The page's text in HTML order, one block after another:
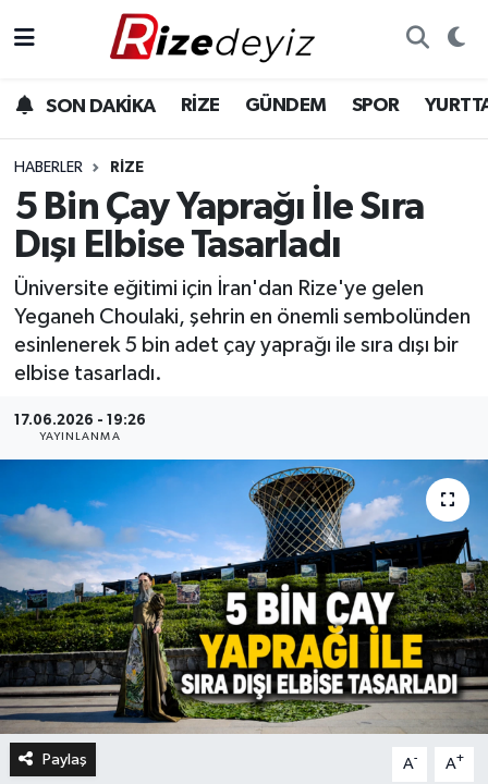
SON DAKİKA RİZE GÜNDEM SPOR
HABERLER RIZE
5 Bin Çay Yaprağı İle Sıra
Dışı Elbise Tasarladı
Üniversite eğitimi için İran'dan Rize'ye gelen
Yeganeh Choulaki, şehrin en önemli sembolünden
esinlenerek 5 bin adet çay yaprağı ile sıra dışı bir
elbise tasarladı.
17.06.2026 - 19:26
YAYINLANMA
Paylaş A- A+
Gündem
Yurttan Haberler
Ekonomi
Teknoloji
Rize Hava Durumu
Rize Trafik Yoğunluk Haritası
Süper Lig Puan Durumu ve Fikstür
Tüm Manşetler
Son Dakika Haberleri
Haber Arşivi